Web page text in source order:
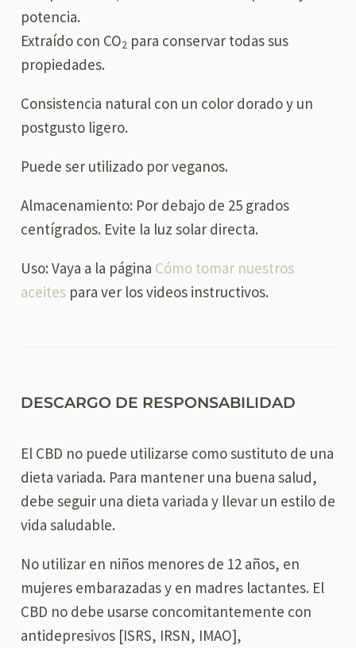
potencia.
Extraído con CO2 para conservar todas sus
propiedades.
Consistencia natural con un color dorado y un
postgusto ligero.
Puede ser utilizado por veganos.
Almacenamiento: Por debajo de 25 grados
centígrados. Evite la luz solar directa.
Uso: Vaya a la página Cómo tomar nuestros
aceites para ver los videos instructivos.
DESCARGO DE RESPONSABILIDAD
El CBD no puede utilizarse como sustituto de una
dieta variada. Para mantener una buena salud,
debe seguir una dieta variada y llevar un estilo de
vida saludable.
No utilizar en niños menores de 12 años, en
mujeres embarazadas y en madres lactantes. El
CBD no debe usarse concomitantemente con
antidepresivos [ISRS, IRSN, IMAO],